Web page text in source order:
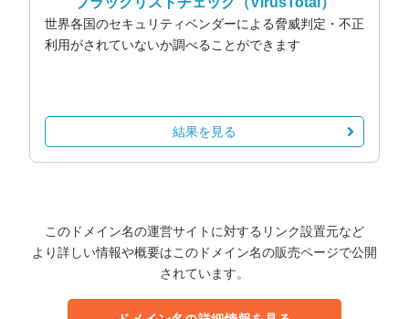
世界各国のセキュリティベンダーによる脅威判定・不正
利用がされていないか調べることができます
結果を見る
このドメイン名の運営サイトに対するリンク設置元など
より詳しい情報や概要はこのドメイン名の販売ページで公開
されています。